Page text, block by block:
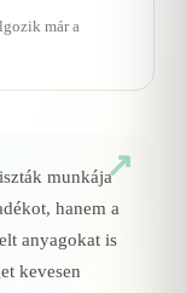
már a
munkája
hanem a
anyagokat is
kevesen